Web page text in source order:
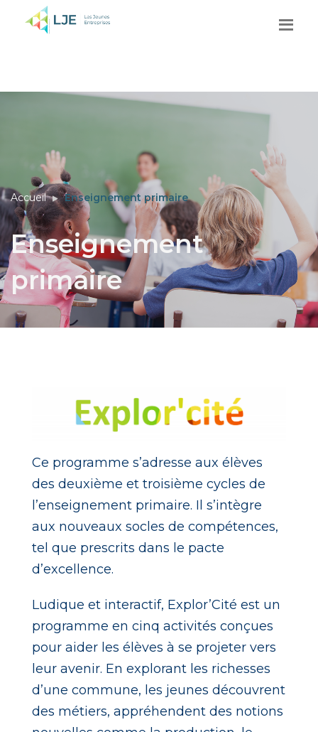
Accueil Enseignement primaire
Enseignement
primaire
Ce programme s’adresse aux élèves
des deuxième et troisième cycles de
l’enseignement primaire. Il s’intègre
aux nouveaux socles de compétences,
tel que prescrits dans le pacte
d’excellence.
Ludique et interactif, Explor’Cité est un
programme en cinq activités conçues
pour aider les élèves à se projeter vers
leur avenir. En explorant les richesses
d’une commune, les jeunes découvrent
des métiers, appréhendent des notions